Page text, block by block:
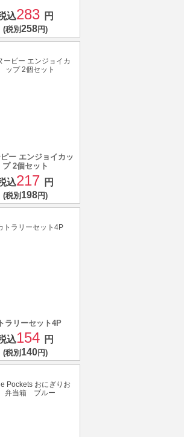
込283 円
(税別258円)
ー エンジョイカッ
プ 2個セット
込217 円
(税別198円)
ラリーセット4P
込154 円
(税別140円)